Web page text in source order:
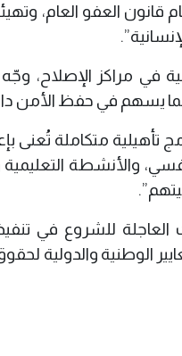
قانون العفو العام،
في مراكز الإصلاح،
وبما يسهم في حفظ
تأهيلية متكاملة تُعنى
والأنشطة
العاجلة للشروع في
الوطنية والدولية